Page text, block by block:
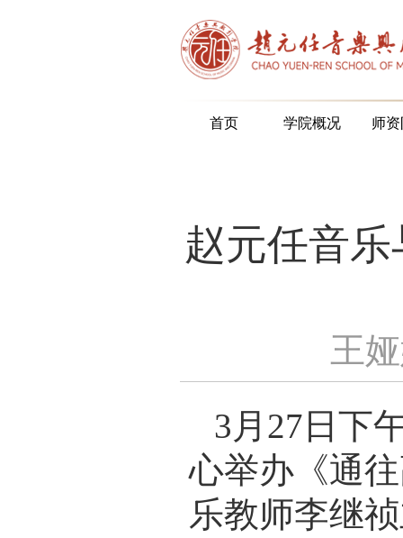
首页 学院概况 师
赵元任音
王
3 月 27 日下
心举办《通
乐教师李继